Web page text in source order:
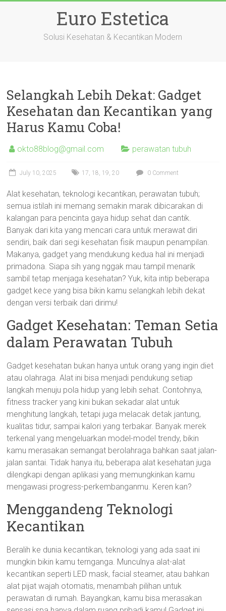
Euro Estetica
Solusi Kesehatan & Kecantikan Modern
Selangkah Lebih Dekat: Gadget
Kesehatan dan Kecantikan yang
Harus Kamu Coba!
okto88blog@gmail.com perawatan tubuh
July 10, 2025 17, 18, 19,20 0 Comment
Alat kesehatan, teknologi kecantikan, perawatan tubuh;
semua istilah ini memang semakin marak dibicarakan di
kalangan para pencinta gaya hidup sehat dan cantik.
Banyak dari kita yang mencari cara untuk merawat diri
sendiri, baik dari segi kesehatan fisik maupun penampilan.
Makanya, gadget yang mendukung kedua hal ini menjadi
primadona. Siapa sih yang nggak mau tampil menarik
sambil tetap menjaga kesehatan? Yuk, kita intip beberapa
gadget kece yang bisa bikin kamu selangkah lebih dekat
dengan versi terbaik dari dirimu!
Gadget Kesehatan: Teman Setia
dalam Perawatan Tubuh
Gadget kesehatan bukan hanya untuk orang yang ingin diet
atau olahraga. Alat ini bisa menjadi pendukung setiap
langkah menuju pola hidup yang lebih sehat. Contohnya,
fitness tracker yang kini bukan sekadar alat untuk
menghitung langkah, tetapi juga melacak detak jantung,
kualitas tidur, sampai kalori yang terbakar. Banyak merek
terkenal yang mengeluarkan model-model trendy, bikin
kamu merasakan semangat berolahraga bahkan saat jalan-
jalan santai. Tidak hanya itu, beberapa alat kesehatan juga
dilengkapi dengan aplikasi yang memungkinkan kamu
mengawasi progress-perkembanganmu. Keren kan?
Menggandeng Teknologi
Kecantikan
Beralih ke dunia kecantikan, teknologi yang ada saat ini
mungkin bikin kamu ternganga. Munculnya alat-alat
kecantikan seperti LED mask, facial steamer, atau bahkan
alat pijat wajah otomatis, menambah pilihan untuk
perawatan di rumah. Bayangkan, kamu bisa merasakan